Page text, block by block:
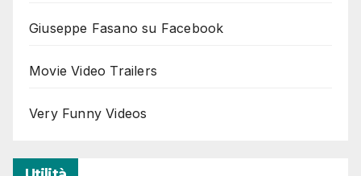
Giuseppe Fasano su Facebook
Movie Video Trailers
Very Funny Videos